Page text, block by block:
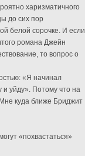
харизматичного
до сих пор
белой сорочке. И если
романа Джейн
то вопрос о
«Я начинал
уйду». Потому что на
куда ближе Бриджит
«похвастаться»